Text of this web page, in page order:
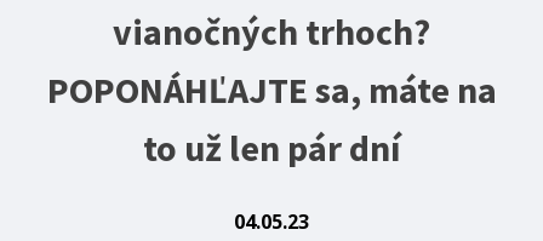
vianočných trhoch?
POPONÁHĽAJTE sa, máte na
to už len pár dní
04.05.23